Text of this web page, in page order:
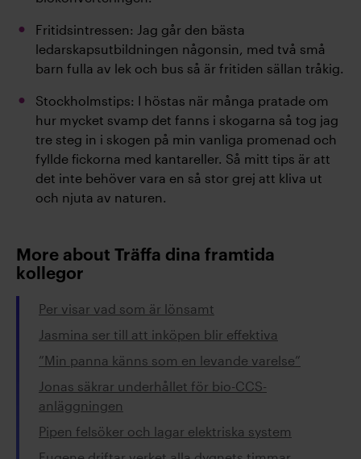
Fritidsintressen: Jag går den bästa
ledarskapsutbildningen någonsin, med två små
barn fulla av lek och bus så är fritiden sällan tråkig.
Stockholmstips: I höstas när många pratade om
hur mycket svamp det fanns i skogarna så tog jag
tre steg in i skogen på min vanliga promenad och
fyllde fickorna med kantareller. Så mitt tips är att
det inte behöver vara en så stor grej att kliva ut
och njuta av naturen.
More about Träffa dina framtida
kollegor
Per visar vad som är lönsamt
Jasmina ser till att inköpen blir effektiva
”Min panna känns som en levande varelse”
Jonas säkrar underhållet för bio-CCS-
anläggningen
Pipen felsöker och lagar elektriska system